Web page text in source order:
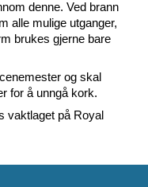
denne. Ved brann
alle mulige utganger,
brukes gjerne bare
og skal
for å unngå kork.
vaktlaget på Royal